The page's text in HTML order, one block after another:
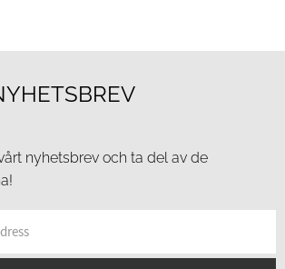
nyhetsbrev och ta del av de